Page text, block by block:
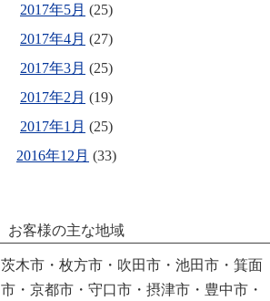
2017年5月 (25)
2017年4月 (27)
2017年3月 (25)
2017年2月 (19)
2017年1月 (25)
2016年12月 (33)
お客様の主な地域
木市・枚方市・吹田市・池田市・箕面
・京都市・守口市・摂津市・豊中市・